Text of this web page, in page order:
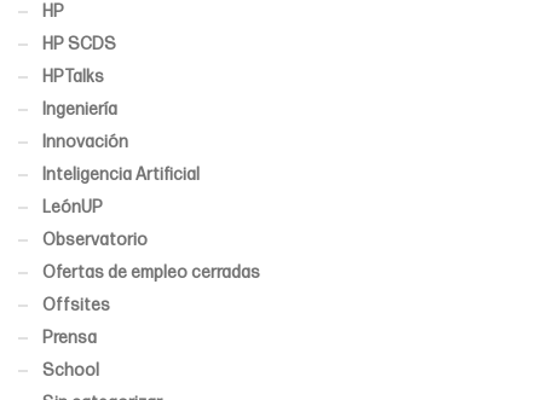
HP
HP SCDS
HPTalks
Ingeniería
Innovación
Inteligencia Artificial
LeónUP
Observatorio
Ofertas de empleo cerradas
Offsites
Prensa
School